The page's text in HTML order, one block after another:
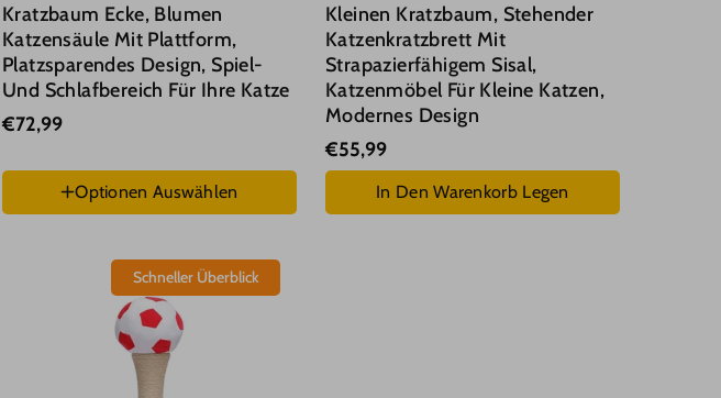
Kratzbaum Ecke, Blumen
Katzensäule Mit Plattform,
Platzsparendes Design, Spiel-
Und Schlafbereich Für Ihre Katze
€72,99
Rosa
Optionen Auswählen
Kleinen Kratzbaum, Stehender
Katzenkratzbrett Mit
Strapazierfähigem Sisal,
Katzenmöbel Für Kleine Katzen,
Modernes Design
€55,99
In Den Warenkorb Legen
Schneller Überblick